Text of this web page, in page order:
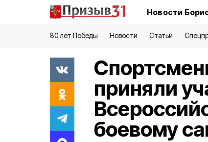
Новости
80 лет Победы Новости Статьи
приняли
боевому